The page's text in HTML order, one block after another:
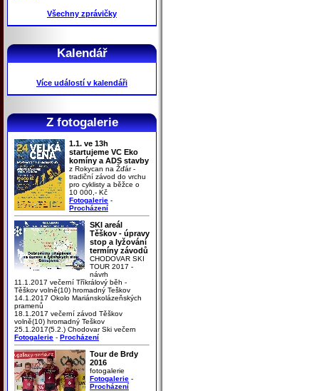
Všechny zprávičky
Kalendář
Více událostí v kalendáři
Z fotogalerie
1.1. ve 13h
startujeme VC Eko
komíny a ADS stavby
z Rokycan na Žďár -
tradiční závod do vrchu
pro cyklisty a běžce o
10 000,- Kč
Fotogalerie -
Procházení
SKI areál
Těškov - úpravy
stop a lyžování
termíny závodů
CHODOVAR SKI
TOUR 2017 -
návrh
11.1.2017 večerní Tříkrálový běh -
Těškov volně(10) hromadný Teškov
14.1.2017 Okolo Mariánskolázeňských
pramenů
18.1.2017 večerní závod Těškov
volně(10) hromadný Teškov
25.1.2017(5.2.) Chodovar Ski večern
Fotogalerie - Procházení
Tour de Brdy
2016
fotogalerie
Fotogalerie -
Procházení